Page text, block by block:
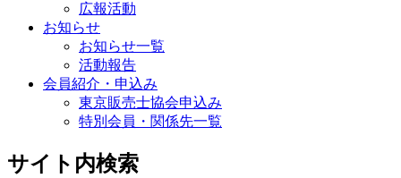
広報活動
お知らせ
お知らせ一覧
活動報告
会員紹介・申込み
東京販売士協会申込み
特別会員・関係先一覧
サイト内検索